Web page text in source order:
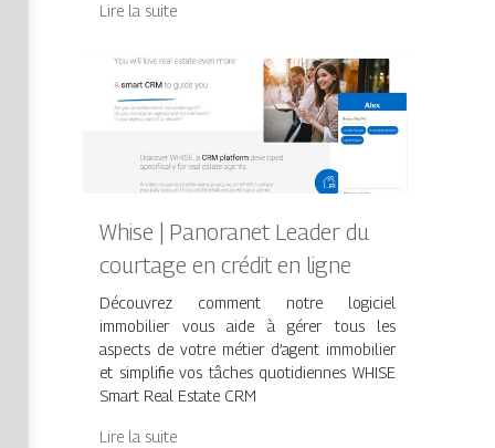
Lire la suite
Whise | Panoranet Leader du
courtage en crédit en ligne
Découvrez comment notre logiciel
immobilier vous aide à gérer tous les
aspects de votre métier d’agent immobilier
et simplifie vos tâches quotidiennes WHISE
Smart Real Estate CRM
Lire la suite